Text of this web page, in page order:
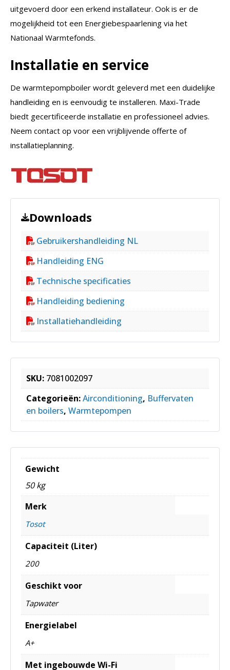
uitgevoerd door een erkend installateur. Ook is er de
mogelijkheid tot een Energiebespaarlening via het
Nationaal Warmtefonds.
Installatie en service
De warmtepompboiler wordt geleverd met een duidelijke
handleiding en is eenvoudig te installeren. Maxi-Trade
biedt gecertificeerde installatie en professioneel advies.
Neem contact op voor een vrijblijvende offerte of
installatieplanning.
Downloads
Gebruikershandleiding NL
Handleiding ENG
Technische specificaties
Handleiding bediening
Installatiehandleiding
SKU: 7081002097
Categorieën:Airconditioning, Buffervaten
en boilers, Warmtepompen
Gewicht
50 kg
Merk
Tosot
Capaciteit (Liter)
200
Geschikt voor
Tapwater
Energielabel
A+
Met ingebouwde Wi-Fi